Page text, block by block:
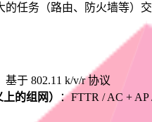
的任务（路由、防火墙等）
基于 802.11 k/v/r 协议
的组网）
：FTTR / AC +